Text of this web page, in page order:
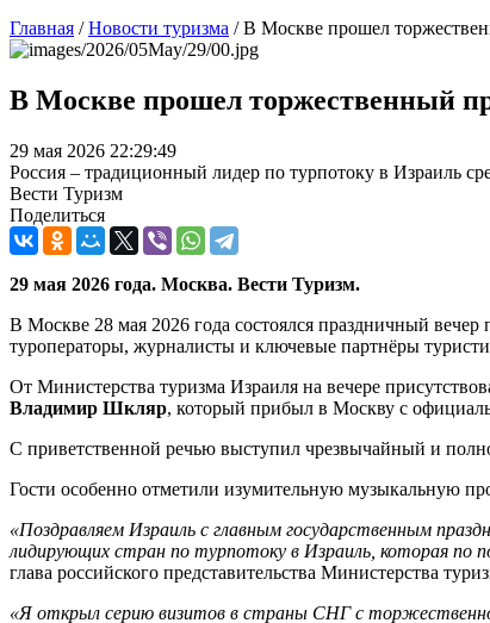
Главная /Новости туризма /В Москве прошел
В Москве прошел торжественный
29 мая 2026 22:29:49
Россия – традиционный лидер по турпотоку в Израиль
Вести Туризм
Поделиться
29 мая 2026 года. Москва. Вести Туризм.
В Москве 28 мая 2026 года состоялся праздничный
туроператоры, журналисты и ключевые партнёры
От Министерства туризма Израиля на вечере
Владимир Шкляр, который прибыл в Москву с
С приветственной речью выступил чрезвычайный и
Гости особенно отметили изумительную музыкальную
«Поздравляем Израиль с главным государственным
лидирующих стран по турпотоку в Израиль, которая по
глава российского представительства Министерства
«Я открыл серию визитов в страны СНГ с